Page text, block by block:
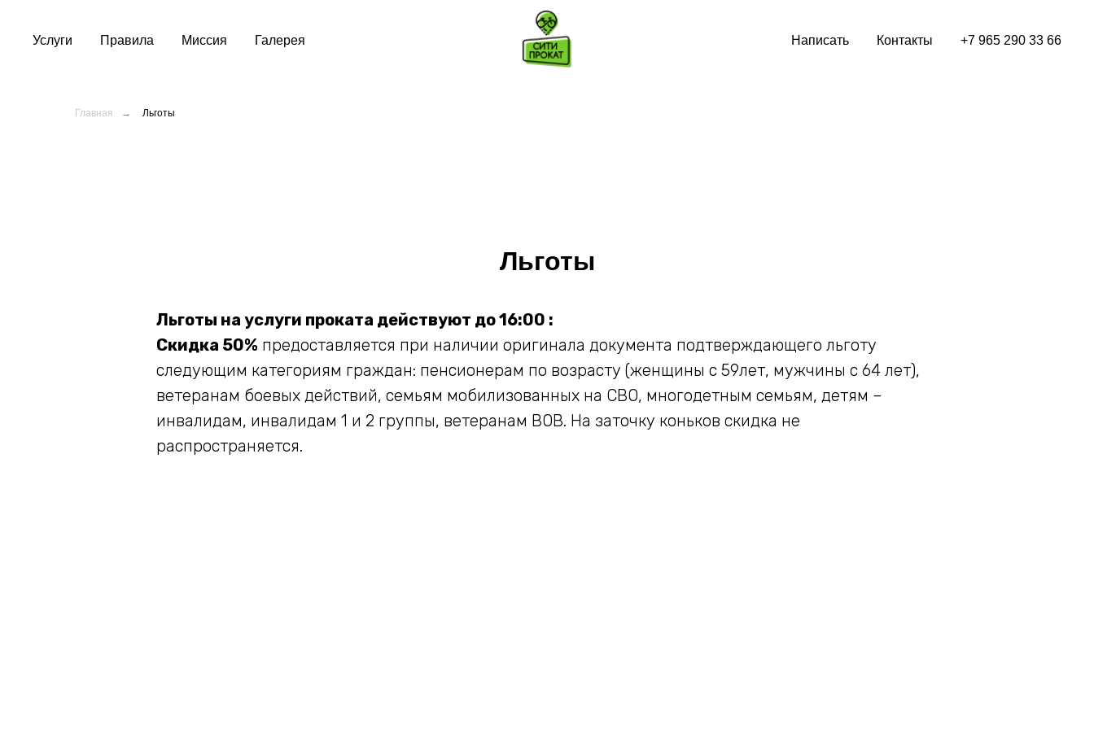
Услуги Правила Миссия Галерея Написать Контакты +7 965 290 33 66
Главная → Льготы
Льготы
Льготы на услуги проката действуют до 16:00 :
Скидка 50% предоставляется при наличии оригинала документа подтверждающего льготу
следующим категориям граждан: пенсионерам по возрасту (женщины с 59лет, мужчины с 64 лет),
ветеранам боевых действий, семьям мобилизованных на СВО, многодетным семьям, детям –
инвалидам, инвалидам 1 и 2 группы, ветеранам ВОВ. На заточку коньков скидка не
распространяется.